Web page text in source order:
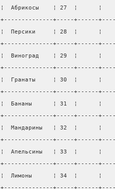
¦  Абрикосы    ¦ 27  ¦
+--------------+-----+------
¦  Персики     ¦ 28  ¦
+--------------+-----+------
¦  Виноград    ¦ 29  ¦
+--------------+-----+------
¦  Гранаты     ¦ 30  ¦
+--------------+-----+------
¦  Бананы      ¦ 31  ¦
+--------------+-----+------
¦  Мандарины   ¦ 32  ¦
+--------------+-----+------
¦  Апельсины   ¦ 33  ¦
+--------------+-----+------
¦  Лимоны      ¦ 34  ¦